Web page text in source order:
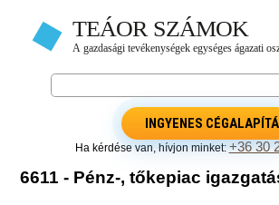
INGYENES
Ha kérdése van, hívjon minket:+36 30
6611 - Pénz-, tőkepiac